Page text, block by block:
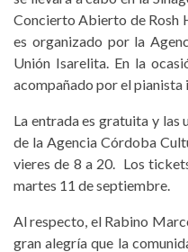
Concierto Abierto de Rosh
es organizado por la
Unión Isarelita. En la
acompañado por el pianista
La entrada es gratuita y las
de la Agencia Córdoba
vieres de 8 a 20. Los
martes 11 de septiembre.
Al respecto, el Rabino
gran alegría que la